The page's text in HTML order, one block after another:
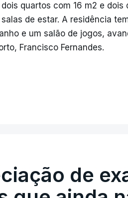
quartos com 16 m2 e
de estar. A residência
e um salão de jogos,
Francisco Fernandes.
de